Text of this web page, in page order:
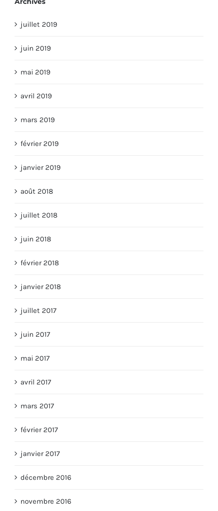
juillet 2019
juin 2019
mai 2019
avril 2019
mars 2019
février 2019
janvier 2019
août 2018
juillet 2018
juin 2018
février 2018
janvier 2018
juillet 2017
juin 2017
mai 2017
avril 2017
mars 2017
février 2017
janvier 2017
décembre 2016
novembre 2016